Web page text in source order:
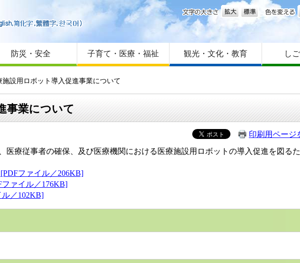
はじめての方へ
Foreign language
サイトマップ
文字の大きさ
防災・安全 子育て・医療・福祉 観光・文化・教育 し
設用ロボット導入促進事業について
事業について
印刷用ページ
医療従事者の確保、及び医療機関における医療施設用ロボットの導入促進を図る
ファイル／206KB]
ァイル／176KB]
／102KB]